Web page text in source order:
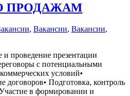
ПРОДАЖАМ
, Вакансии, Вакансии,
и проведение презентации
с потенциальными
условий•
договоров• Подготовка, контроль
в формировании и